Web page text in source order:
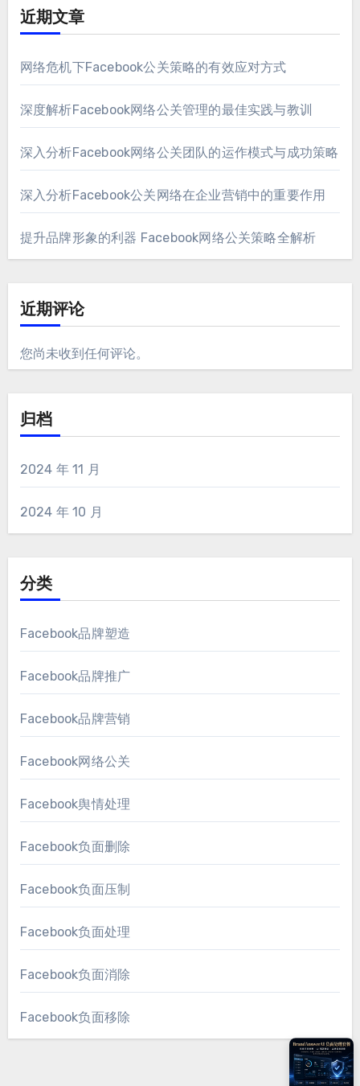
近期文章
网络危机下Facebook公关策略的有效应对方式
深度解析Facebook网络公关管理的最佳实践与教训
深入分析Facebook网络公关团队的运作模式与成功策略
深入分析Facebook公关网络在企业营销中的重要作用
提升品牌形象的利器 Facebook网络公关策略全解析
近期评论
您尚未收到任何评论。
归档
2024 年 11 月
2024 年 10 月
分类
Facebook品牌塑造
Facebook品牌推广
Facebook品牌营销
Facebook网络公关
Facebook舆情处理
Facebook负面删除
Facebook负面压制
Facebook负面处理
Facebook负面消除
Facebook负面移除